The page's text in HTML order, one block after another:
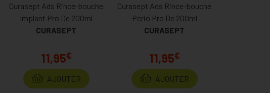
Curasept Ads Rince-bouche
Implant Pro De 200ml
CURASEPT
11,95€
AJOUTER
Curasept Ads Rince-bouche
Perio Pro De 200ml
CURASEPT
11,95€
AJOUTER